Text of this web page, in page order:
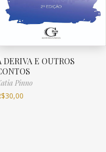
DERIVA E OUTROS
Pinno
30,00